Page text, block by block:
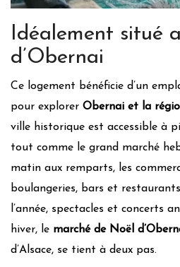
en prenant en compte, entre autres, les
Idéalement situé
d’Obernai
Ce logement bénéficie d’un
pour explorer Obernai et la
ville historique est accessible à
tout comme le grand marché
matin aux remparts, les
boulangeries, bars et
l’année, spectacles et concerts
hiver, le marché de Noël
d’Alsace, se tient à deux pas.